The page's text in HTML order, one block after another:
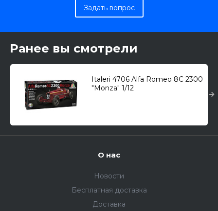
Задать вопрос
Ранее вы смотрели
Italeri 4706 Alfa Romeo 8C 2300
"Monza" 1/12
О нас
Новости
Бесплатная доставка
Доставка